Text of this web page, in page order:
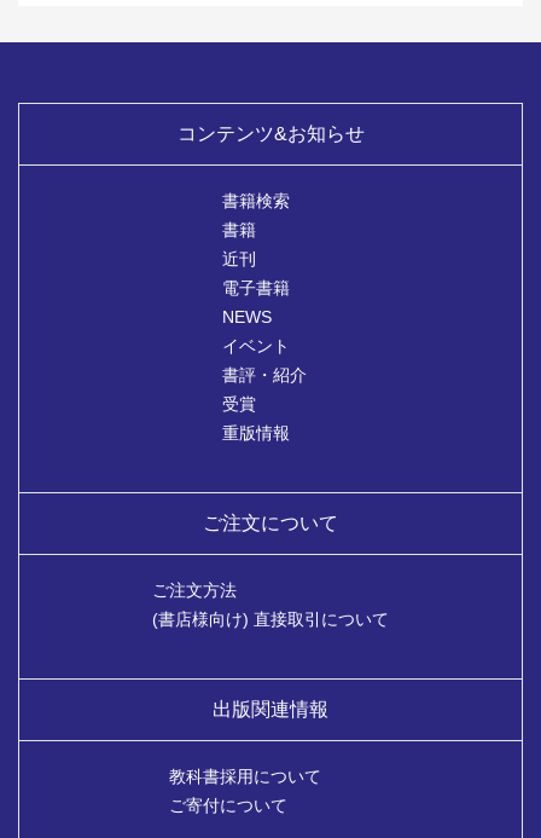
コンテンツ&お知らせ
書籍検索
書籍
近刊
電子書籍
NEWS
イベント
書評・紹介
受賞
重版情報
ご注文について
ご注文方法
(書店様向け) 直接取引について
出版関連情報
教科書採用について
ご寄付について